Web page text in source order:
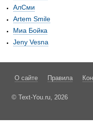
АлСми
Artem Smile
Миа Бойка
Jeny Vesna
О сайте Правила
© Text-You.ru, 2026